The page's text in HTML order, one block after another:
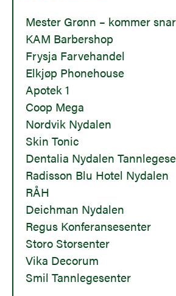
Mester Grønn – kommer
KAM Barbershop
Frysja Farvehandel
Elkjøp Phonehouse
Apotek 1
Coop Mega
Nordvik Nydalen
Skin Tonic
Dentalia Nydalen
Radisson Blu Hotel Nydalen
RÅH
Deichman Nydalen
Regus Konferansesenter
Storo Storsenter
Vika Decorum
Smil Tannlegesenter